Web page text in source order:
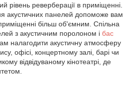
рівень реверберації в приміщенні.
акустичних панелей допоможе вам
більш об'ємним. Спільна
з акустичним поролоном і бас
налагодити акустичну атмосферу
офісі, концертному залі, барі чи
відвідуваному кінотеатрі, де